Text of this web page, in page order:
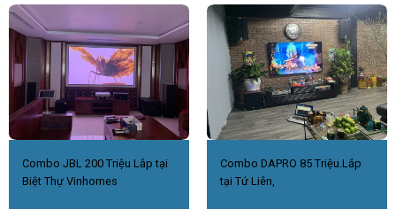
Combo JBL 200 Triệu Lắp tại
Biệt Thự Vinhomes
Combo DAPRO 85 Triệu.Lắp
tại Tứ Liên,